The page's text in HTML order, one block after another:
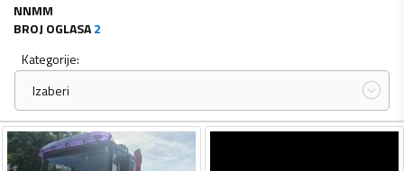
NNMM
BROJ OGLASA2
Kategorije:
Izaberi